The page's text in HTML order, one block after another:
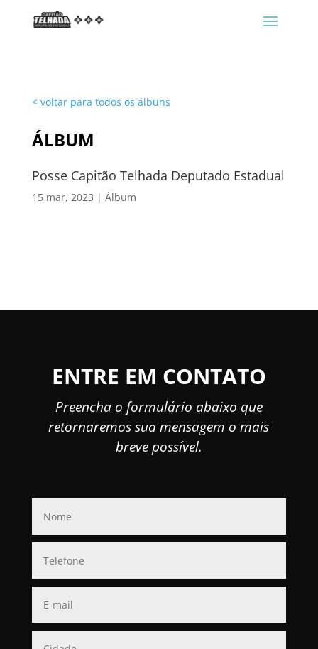
< voltar para todos os álbuns
ÁLBUM
Posse Capitão Telhada Deputado Estadual
15 mar, 2023 | Álbum
ENTRE EM CONTATO
Preencha o formulário abaixo que
retornaremos sua mensagem o mais
breve possível.